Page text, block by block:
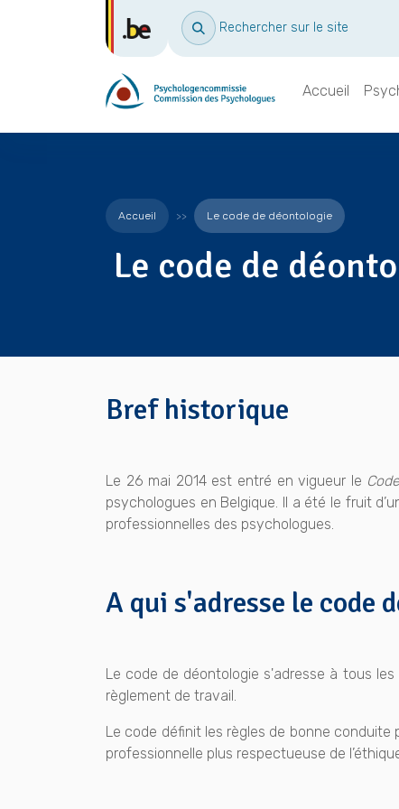
Rechercher sur le site
Accueil
Accueil Le code de déontologie
Le code de
Bref historique
Le 26 mai 2014 est entré en vigueur le
psychologues en Belgique. Il a été le fruit
professionnelles des psychologues.
A qui s'adresse le code
Le code de déontologie s'adresse à tous
règlement de travail.
Le code définit les règles de bonne
professionnelle plus respectueuse de